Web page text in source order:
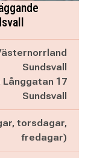
Sundsvall
Långgatan 17
Sundsvall
torsdagar,
fredagar)